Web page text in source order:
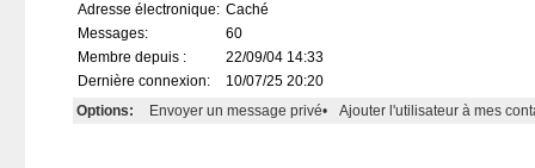
Adresse électronique: Caché
Messages:
60
Membre depuis :
22/09/04 14:33
Dernière connexion:
10/07/25 20:20
Options:
Envoyer un message privé• Ajouter l'utilisateur à mes